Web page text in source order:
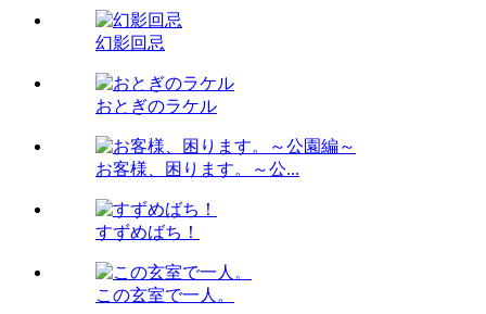
幻影回忌
おとぎのラケル
お客様、困ります。～公...
すずめばち！
この玄室で一人。